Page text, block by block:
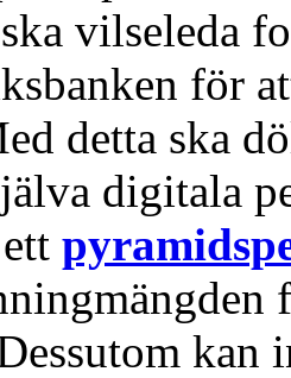
vilseleda
för
detta ska
digitala